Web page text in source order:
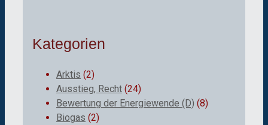
Kategorien
Arktis (2)
Ausstieg, Recht (24)
Bewertung der Energiewende (D) (8)
Biogas (2)